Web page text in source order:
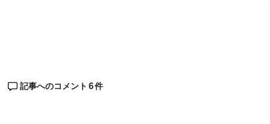
記事へのコメント 6件